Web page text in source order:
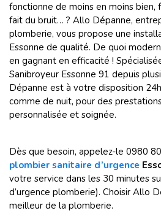
fonctionne de moins en moins bien,
fait du bruit… ? Allo Dépanne,
plomberie, vous propose une
Essonne de qualité. De quoi
en gagnant en efficacité !
Sanibroyeur Essonne 91 depuis
Dépanne est à votre disposition
comme de nuit, pour des
personnalisée et soignée.
Dès que besoin, appelez-le 0980
plombier sanitaire d’urgence
votre service dans les 30 minutes
d’urgence plomberie). Choisir Allo
meilleur de la plomberie.